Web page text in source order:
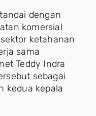
dengan
komersial
ketahanan
sama
Teddy Indra
sebagai
kedua kepala